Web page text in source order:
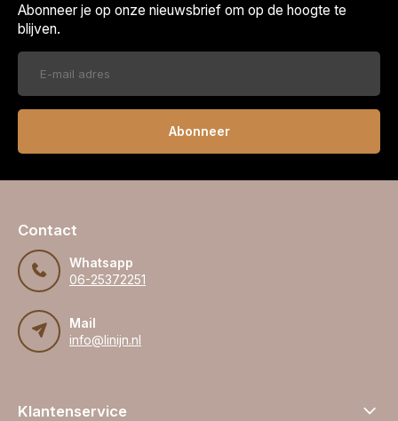
Abonneer je op onze nieuwsbrief om op de hoogte te
blijven.
Abonneer
Contact
Whatsapp
06-25372251
Mail
info@linijn.nl
Klantenservice